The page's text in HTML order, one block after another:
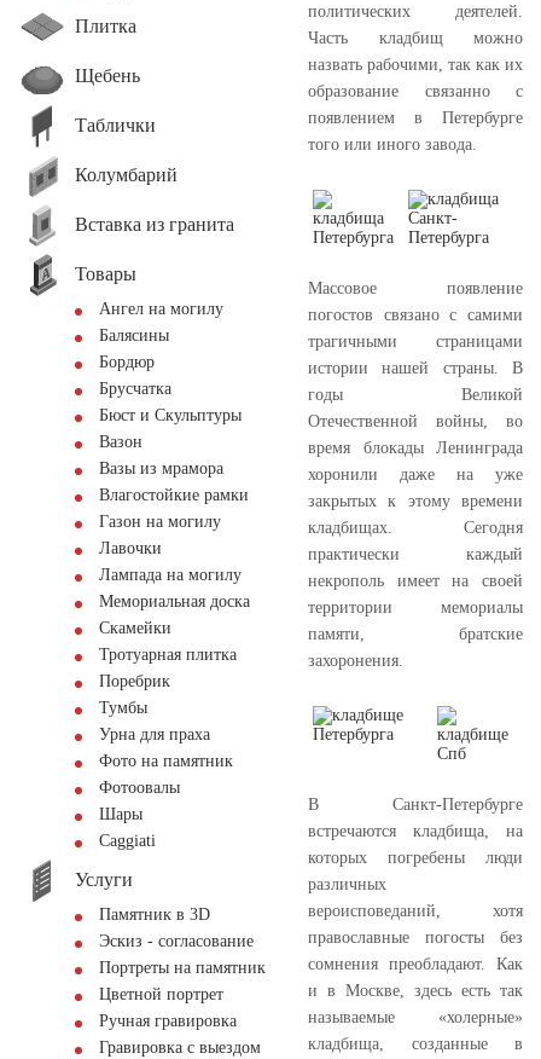
Плитка
Щебень
Таблички
Колумбарий
Вставка из гранита
Товары
Ангел на могилу
Балясины
Бордюр
Брусчатка
Бюст и Скульптуры
Вазон
Вазы из мрамора
Влагостойкие рамки
Газон на могилу
Лавочки
Лампада на могилу
Мемориальная доска
Скамейки
Тротуарная плитка
Поребрик
Тумбы
Урна для праха
Фото на памятник
Фотоовалы
Шары
Сaggiati
Услуги
Памятник в 3D
Эскиз - согласование
Портреты на памятник
Цветной портрет
Ручная гравировка
Гравировка с выездом
политических деятелей.
Часть кладбищ можно
назвать рабочими, так как их
образование связанно с
появлением в Петербурге
того или иного завода.
Массовое появление
погостов связано с самими
трагичными страницами
истории нашей страны. В
годы Великой
Отечественной войны, во
время блокады Ленинграда
хоронили даже на уже
закрытых к этому времени
кладбищах. Сегодня
практически каждый
некрополь имеет на своей
территории мемориалы
памяти, братские
захоронения.
В Санкт-Петербурге
встречаются кладбища, на
которых погребены люди
различных
вероисповеданий, хотя
православные погосты без
сомнения преобладают. Как
и в Москве, здесь есть так
называемые «холерные»
кладбища, созданные в